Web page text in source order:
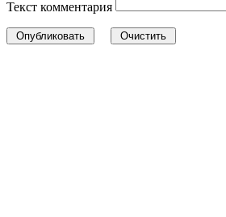
Текст комментария